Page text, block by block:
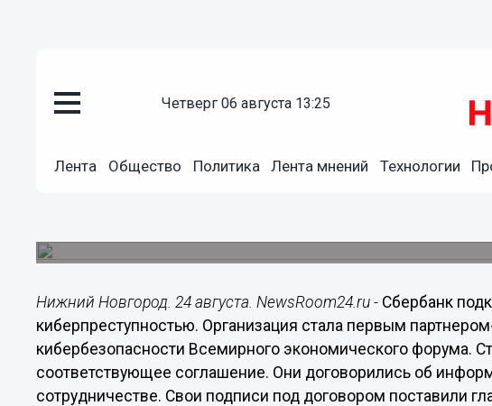
четверг 06 августа 13:25
Лента Общество Политика Лента мнений Технологии
Киберпреступники уже давно не
Нижний Новгород. 24 августа. NewsRoom24.ru - Сбербанк
киберпреступностью. Организация стала первым
кибербезопасности Всемирного экономического форума.
соответствующее соглашение. Они договорились об
сотрудничестве. Свои подписи под договором поставили